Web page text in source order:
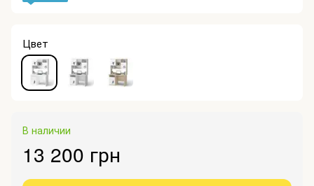
Цвет
В наличии
13 200 грн